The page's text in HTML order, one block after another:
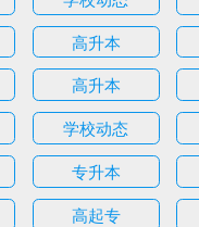
高升本
高升本
学校动态
专升本
高起专